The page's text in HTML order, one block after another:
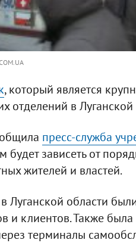
, который является
отделений в Луганской
пресс-служба
будет зависеть от
жителей и властей.
Луганской области
и клиентов. Также
терминалы